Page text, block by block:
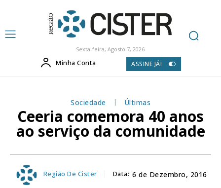
Sexta-feira, Agosto 7, 2026
Minha Conta ASSINE JÁ!
Sociedade Últimas
Ceeria comemora 40 anos
ao serviço da comunidade
Região De Cister Data: 6 de Dezembro, 2016